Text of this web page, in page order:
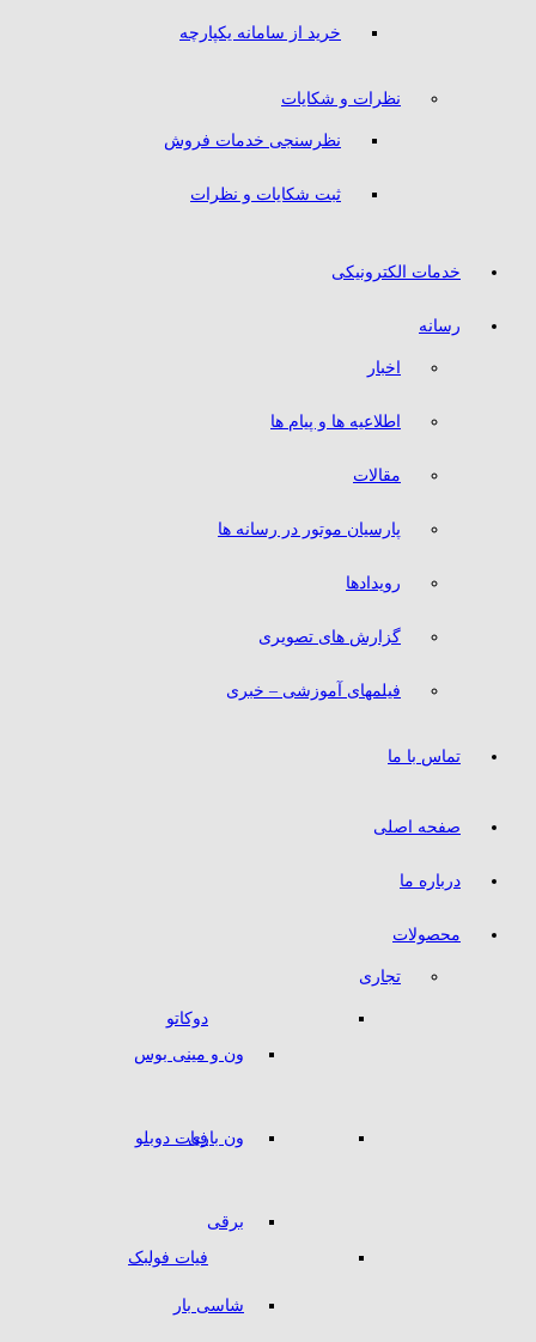
خرید از سامانه یکپارچه
نظرات و شکایات
نظرسنجی خدمات فروش
ثبت شکایات و نظرات
خدمات الکترونیکی
رسانه
اخبار
اطلاعیه ها و پیام ها
مقالات
پارسیان موتور در رسانه ها
رویدادها
گزارش های تصویری
فیلمهای آموزشی – خبری
تماس با ما
صفحه اصلی
درباره ما
محصولات
تجاری
دوکاتو
ون و مینی بوس
ون باری
برقی
شاسی بار
فیات دوبلو
فیات فولبک